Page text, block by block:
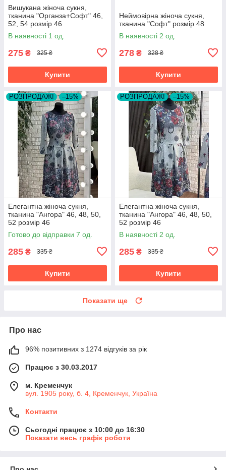
Вишукана жіноча сукня,
тканина "Органза+Софт" 46,
52, 54 розмір 46
В наявності 1 од.
275 ₴ 325 ₴
Купити
Неймовірна жіноча сукня,
тканина "Софт" розмір 48
В наявності 2 од.
278 ₴ 328 ₴
Купити
РОЗПРОДАЖ! –15%
Елегантна жіноча сукня,
тканина "Ангора" 46, 48, 50,
52 розмір 46
Готово до відправки 7 од.
285 ₴ 335 ₴
Купити
РОЗПРОДАЖ! –15%
Елегантна жіноча сукня,
тканина "Ангора" 46, 48, 50,
52 розмір 46
В наявності 2 од.
285 ₴ 335 ₴
Купити
Показати ще
Про нас
96% позитивних з 1274 відгуків за рік
Працює з 30.03.2017
м. Кременчук
вул. 1905 року, б. 4, Кременчук, Україна
Контакти
Сьогодні працює з 10:00 до 16:30
Показати весь графік роботи